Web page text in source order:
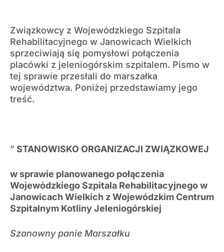
Związkowcy z Wojewódzkiego Szpitala
Rehabilitacyjnego w Janowicach Wielkich
sprzeciwiają się pomysłowi połączenia
placówki z jeleniogórskim szpitalem. Pismo w
tej sprawie przesłali do marszałka
województwa. Poniżej przedstawiamy jego
treść.
” STANOWISKO ORGANIZACJI ZWIĄZKOWEJ
w sprawie planowanego połączenia
Wojewódzkiego Szpitala Rehabilitacyjnego w
Janowicach Wielkich z Wojewódzkim Centrum
Szpitalnym Kotliny Jeleniogórskiej
Szanowny panie Marszałku